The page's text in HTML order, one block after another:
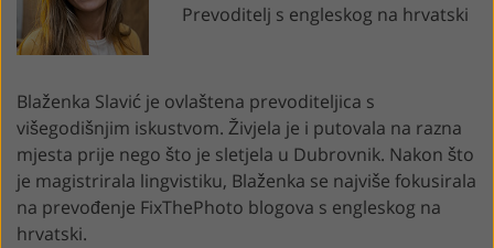
Prevoditelj s engleskog na hrvatski
Blaženka Slavić je ovlaštena prevoditeljica s
višegodišnjim iskustvom. Živjela je i putovala na razna
mjesta prije nego što je sletjela u Dubrovnik. Nakon što
je magistrirala lingvistiku, Blaženka se najviše fokusirala
na prevođenje FixThePhoto blogova s ​​engleskog na
hrvatski.